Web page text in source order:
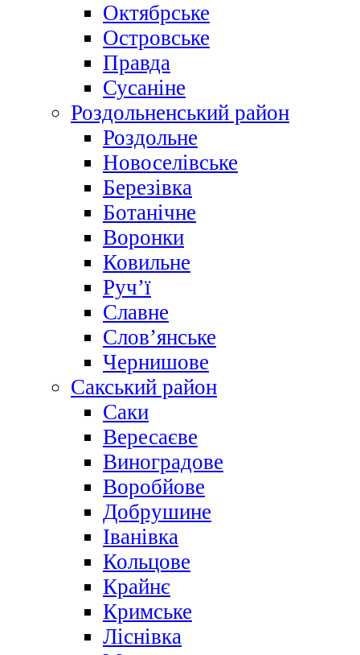
Октябрське
Островське
Правда
Сусаніне
Роздольненський район
Роздольне
Новоселівське
Березівка
Ботанічне
Воронки
Ковильне
Руч’ї
Славне
Слов’янське
Чернишове
Сакський район
Саки
Вересаєве
Виноградове
Воробйове
Добрушине
Іванівка
Кольцове
Крайнє
Кримське
Ліснівка